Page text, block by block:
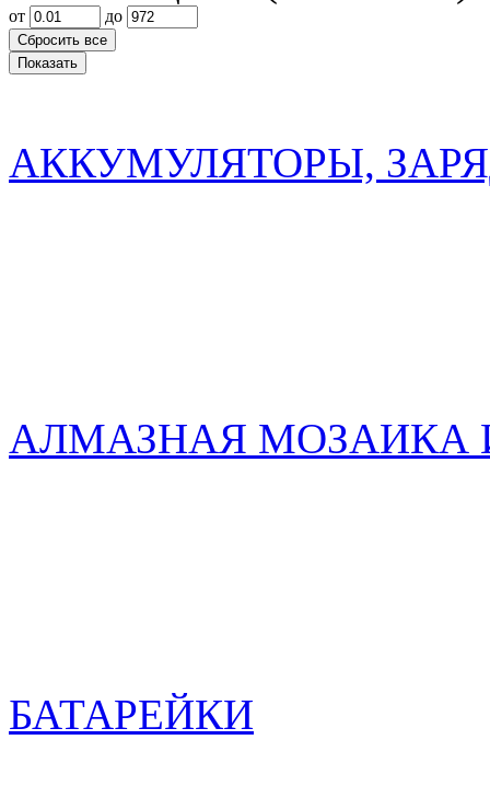
от до
АККУМУЛЯТОРЫ,
АЛМАЗНАЯ МОЗАИКА
БАТАРЕЙКИ